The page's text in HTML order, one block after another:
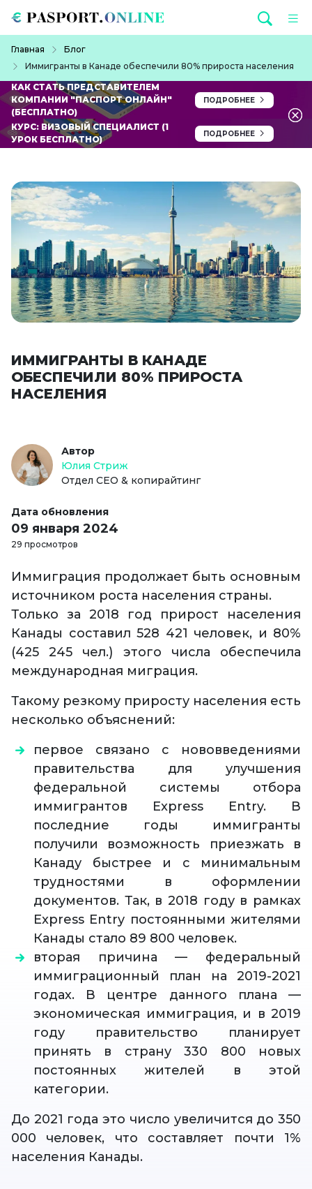
Главная
Блог
Иммигранты в Канаде обеспечили 80% прироста населения
КАК СТАТЬ ПРЕДСТАВИТЕЛЕМ
КОМПАНИИ "ПАСПОРТ ОНЛАЙН"
(БЕСПЛАТНО)
ПОДРОБНЕЕ
КУРС: ВИЗОВЫЙ СПЕЦИАЛИСТ (1
УРОК БЕСПЛАТНО)
ПОДРОБНЕЕ
ИММИГРАНТЫ В КАНАДЕ
ОБЕСПЕЧИЛИ 80% ПРИРОСТА
НАСЕЛЕНИЯ
Автор
Юлия Стриж
Отдел СЕО & копирайтинг
Дата обновления
09 января 2024
29 просмотров
Иммиграция продолжает быть основным
источником роста населения страны.
Только за 2018 год прирост населения
Канады составил 528 421 человек, и 80%
(425 245 чел.) этого числа обеспечила
международная миграция.
Такому резкому приросту населения есть
несколько объяснений:
первое связано с нововведениями
правительства для улучшения
федеральной системы отбора
иммигрантов Express Entry. В
последние годы иммигранты
получили возможность приезжать в
Канаду быстрее и с минимальным
трудностями в оформлении
документов. Так, в 2018 году в рамках
Express Entry постоянными жителями
Канады стало 89 800 человек.
вторая причина — федеральный
иммиграционный план на 2019-2021
годах. В центре данного плана —
экономическая иммиграция, и в 2019
году правительство планирует
принять в страну 330 800 новых
постоянных жителей в этой
категории.
До 2021 года это число увеличится до 350
000 человек, что составляет почти 1%
населения Канады.